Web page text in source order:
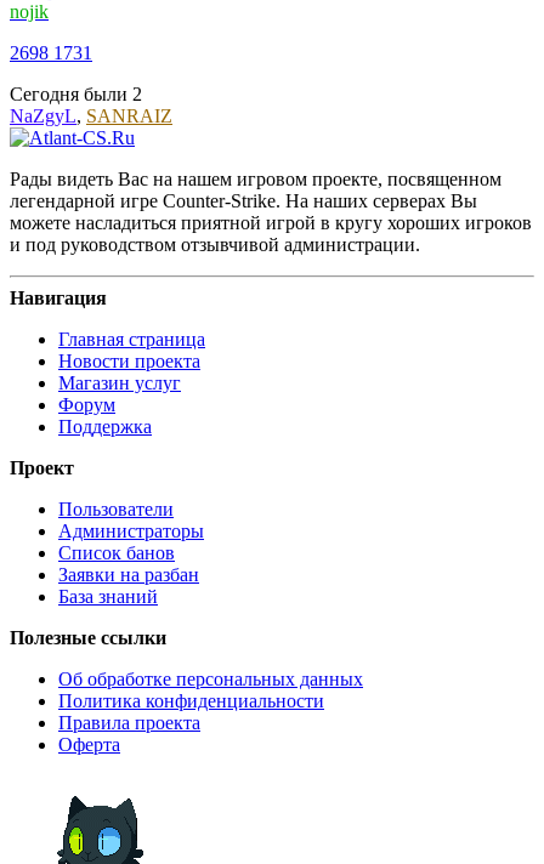
nojik
2698 1731
Сегодня были 2
NaZgyL, SANRAIZ
Рады видеть Вас на нашем игровом проекте, посвященном
легендарной игре Counter-Strike. На наших серверах Вы
можете насладиться приятной игрой в кругу хороших игроков
и под руководством отзывчивой администрации.
Навигация
Главная страница
Новости проекта
Магазин услуг
Форум
Поддержка
Проект
Пользователи
Администраторы
Список банов
Заявки на разбан
База знаний
Полезные ссылки
Об обработке персональных данных
Политика конфиденциальности
Правила проекта
Оферта